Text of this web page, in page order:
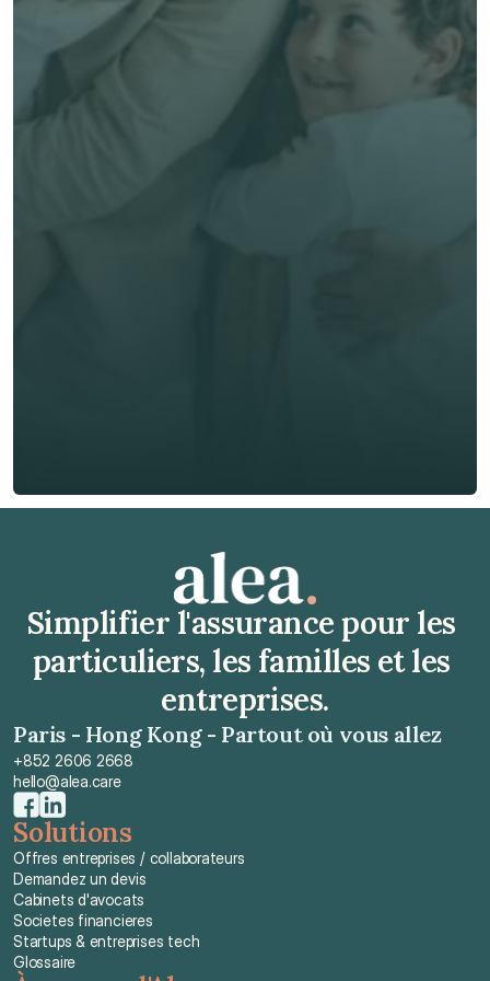
Meilleur service, sans surcoût
Comparer mes
options!
Obtenir un devis gratuit
Simplifier l'assurance pour les
particuliers, les familles et les
entreprises.
Paris - Hong Kong - Partout où vous allez
+852 2606 2668
hello@alea.care
Solutions
Offres entreprises / collaborateurs
Demandez un devis
Cabinets d'avocats
Societes financieres
Startups & entreprises tech
Glossaire